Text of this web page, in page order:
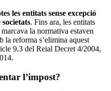
les entitats sense excepció
. Fins ara, les entitats
la normativa estaven
la reforma s’elimina aquest
9.3 del Reial Decret 4/2004,
l’impost?